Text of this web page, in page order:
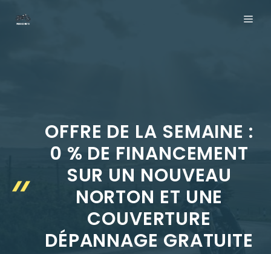
OFFRE DE LA SEMAINE :
0 % DE FINANCEMENT
SUR UN NOUVEAU
NORTON ET UNE
COUVERTURE
DÉPANNAGE GRATUITE